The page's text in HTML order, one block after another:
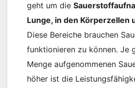
geht um die
Lunge, in den Körperzellen
Diese Bereiche brauchen
funktionieren zu können. Je
Menge aufgenommenen
höher ist die